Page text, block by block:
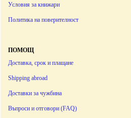
Условия за книжари
Политика на поверителност
ПОМОЩ
Доставка, срок и плащане
Shipping abroad
Доставки за чужбина
Въпроси и отговори (FAQ)